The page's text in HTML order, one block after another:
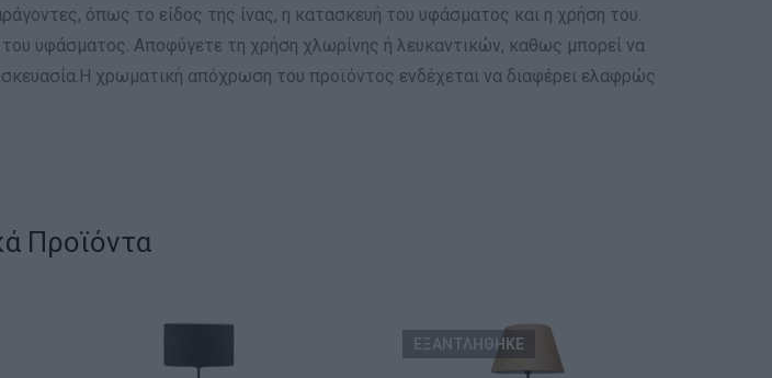
όπως το είδος της ίνας, η κατασκευή του υφάσματος και η χρήση του.
υφάσματος. Αποφύγετε τη χρήση χλωρίνης ή λευκαντικών, καθως μπορεί να
χρωματική απόχρωση του προϊόντος ενδέχεται να διαφέρει ελαφρώς
Προϊόντα
ΕΞΑΝΤΛΗΘΗΚΕ